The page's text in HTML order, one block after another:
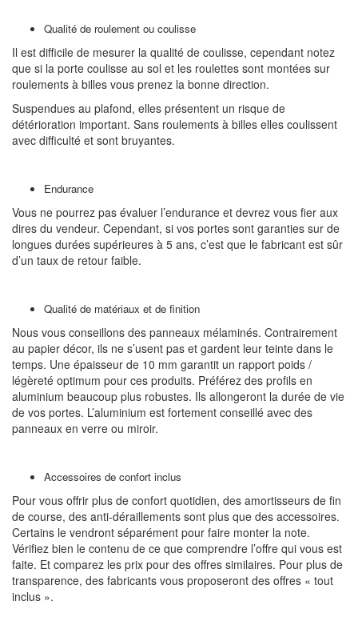
Qualité de roulement ou coulisse
Il est difficile de mesurer la qualité de coulisse, cependant notez
que si la porte coulisse au sol et les roulettes sont montées sur
roulements à billes vous prenez la bonne direction.
Suspendues au plafond, elles présentent un risque de
détérioration important. Sans roulements à billes elles coulissent
avec difficulté et sont bruyantes.
Endurance
Vous ne pourrez pas évaluer l’endurance et devrez vous fier aux
dires du vendeur. Cependant, si vos portes sont garanties sur de
longues durées supérieures à 5 ans, c’est que le fabricant est sûr
d’un taux de retour faible.
Qualité de matériaux et de finition
Nous vous conseillons des panneaux mélaminés. Contrairement
au papier décor, ils ne s’usent pas et gardent leur teinte dans le
temps. Une épaisseur de 10 mm garantit un rapport poids /
légèreté optimum pour ces produits. Préférez des profils en
aluminium beaucoup plus robustes. Ils allongeront la durée de vie
de vos portes. L’aluminium est fortement conseillé avec des
panneaux en verre ou miroir.
Accessoires de confort inclus
Pour vous offrir plus de confort quotidien, des amortisseurs de fin
de course, des anti-déraillements sont plus que des accessoires.
Certains le vendront séparément pour faire monter la note.
Vérifiez bien le contenu de ce que comprendre l’offre qui vous est
faite. Et comparez les prix pour des offres similaires. Pour plus de
transparence, des fabricants vous proposeront des offres « tout
inclus ».